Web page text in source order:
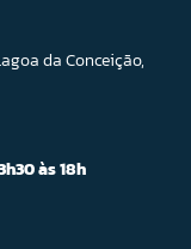
da Conceição,
às 18h